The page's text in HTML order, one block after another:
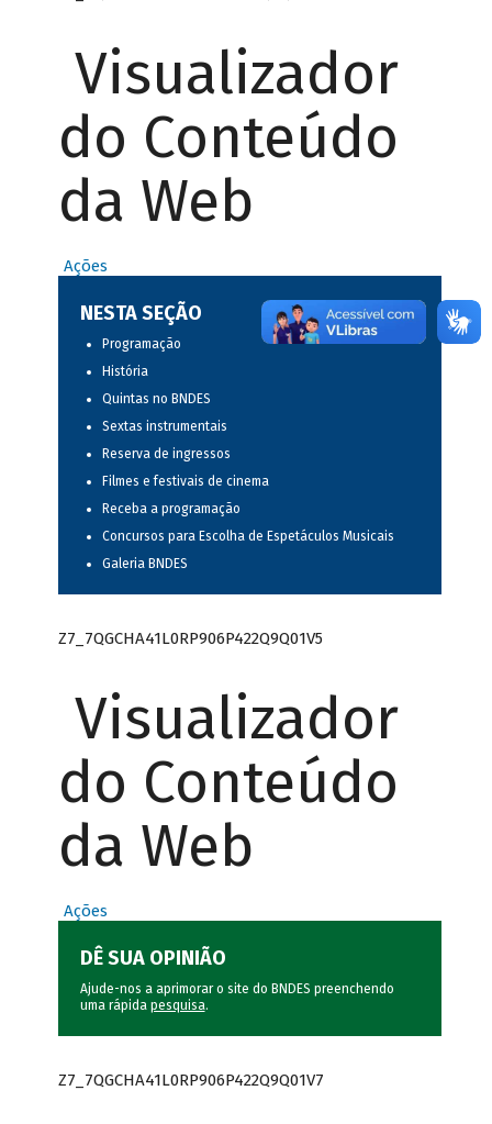
Visualizador
do Conteúdo
da Web
Ações
NESTA SEÇÃO
Programação
História
Quintas no BNDES
Sextas instrumentais
Reserva de ingressos
Filmes e festivais de cinema
Receba a programação
Concursos para Escolha de Espetáculos Musicais
Galeria BNDES
Z7_7QGCHA41L0RP906P422Q9Q01V5
Visualizador
do Conteúdo
da Web
Ações
DÊ SUA OPINIÃO
Ajude-nos a aprimorar o site do BNDES preenchendo
uma rápida pesquisa.
Z7_7QGCHA41L0RP906P422Q9Q01V7